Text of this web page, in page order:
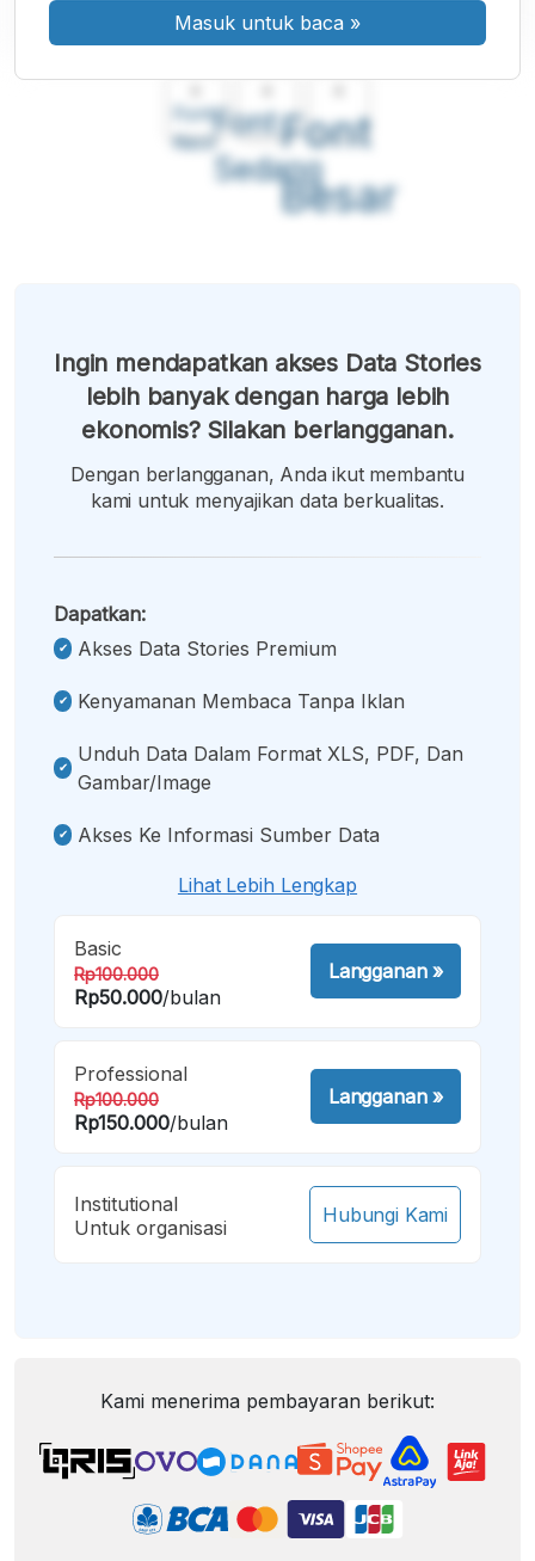
Font
Kecil
Font
Sedang
Font
Besar
Masuk untuk baca »
Ingin mendapatkan akses Data Stories
lebih banyak dengan harga lebih
ekonomis? Silakan berlangganan.
Dengan berlangganan, Anda ikut membantu
kami untuk menyajikan data berkualitas.
Dapatkan:
Akses Data Stories Premium
Kenyamanan Membaca Tanpa Iklan
Unduh Data Dalam Format XLS, PDF, Dan
Gambar/image
Akses Ke Informasi Sumber Data
Lihat Lebih Lengkap
Basic
Rp100.000
Rp50.000/bulan
Langganan»
Professional
Rp100.000
Rp150.000/bulan
Langganan»
Institutional
Untuk organisasi
Hubungi Kami
Kami menerima pembayaran berikut: